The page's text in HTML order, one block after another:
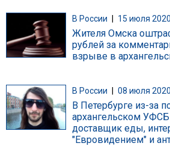
В России 15 июля 2020
Жителя Омска
рублей за
взрыве в
В России | 08 июля 2020
В Петербурге из-за
архангельском УФСБ
доставщик еды,
"Евровидением" и